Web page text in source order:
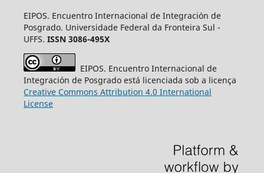
EIPOS. Encuentro Internacional de Integración de
Posgrado. Universidade Federal da Fronteira Sul -
UFFS. ISSN 3086-495X
EIPOS. Encuentro Internacional de
Integración de Posgrado está licenciada sob a licença
Creative Commons Attribution 4.0 International
License